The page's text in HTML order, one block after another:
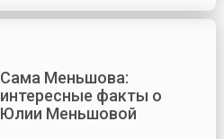
Сама Меньшова:
интересные факты о
Юлии Меньшовой